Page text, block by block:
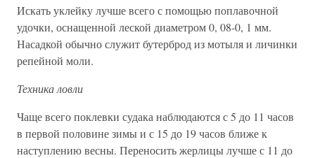
Искать уклейку лучше всего с помощью поплавочной
удочки, оснащенной леской диаметром 0, 08-0, 1 мм.
Насадкой обычно служит бутерброд из мотыля и личинки
репейной моли.
Техника ловли
Чаще всего поклевки судака наблюдаются с 5 до 11 часов
в первой половине зимы и с 15 до 19 часов ближе к
наступлению весны. Переносить жерлицы лучше с 11 до